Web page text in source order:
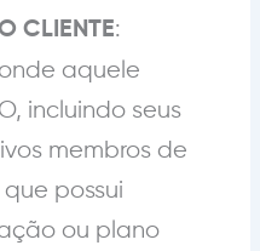
CLIENTE:
aquele
incluindo seus
membros de
possui
ou plano